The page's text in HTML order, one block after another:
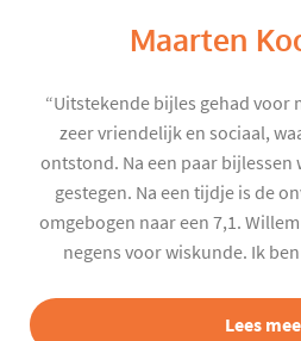
Maarten
“Uitstekende bijles gehad voor
zeer vriendelijk en sociaal,
ontstond. Na een paar bijlessen
gestegen. Na een tijdje is de
omgebogen naar een 7,1.
negens voor wiskunde. Ik
Lees